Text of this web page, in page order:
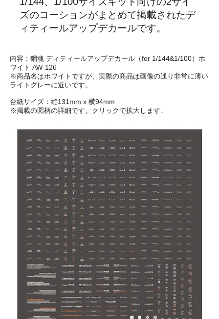
ズのコーションがまとめて掲載されたデ
ィティールアップデカールです。
内容：鋼魂 ディティールアップデカール（for 1/144&1/100）ホ
ワイト AW-126
※商品名はホワイトですが、実際の商品は画像の通り非常に薄い
ライトグレーに近いです。
台紙サイズ：縦131mm x 横94mm
※掲載の図柄の詳細です。クリックで拡大します↓